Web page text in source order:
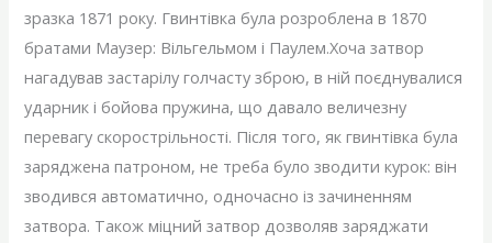
зразка 1871 року. Гвинтівка була розроблена в 1870
братами Маузер: Вільгельмом і Паулем.Хоча затвор
нагадував застарілу голчасту зброю, в ній поєднувалися
ударник і бойова пружина, що давало величезну
перевагу скорострільності. Після того, як гвинтівка була
заряджена патроном, не треба було зводити курок: він
зводився автоматично, одночасно із зачиненням
затвора. Також міцний затвор дозволяв заряджати